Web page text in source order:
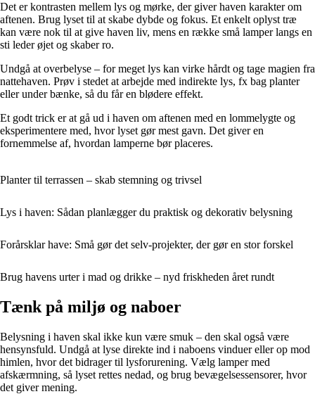
Det er kontrasten mellem lys og mørke, der giver haven karakter om
aftenen. Brug lyset til at skabe dybde og fokus. Et enkelt oplyst træ
kan være nok til at give haven liv, mens en række små lamper langs en
sti leder øjet og skaber ro.
Undgå at overbelyse – for meget lys kan virke hårdt og tage magien fra
nattehaven. Prøv i stedet at arbejde med indirekte lys, fx bag planter
eller under bænke, så du får en blødere effekt.
Et godt trick er at gå ud i haven om aftenen med en lommelygte og
eksperimentere med, hvor lyset gør mest gavn. Det giver en
fornemmelse af, hvordan lamperne bør placeres.
Planter til terrassen – skab stemning og trivsel
Lys i haven: Sådan planlægger du praktisk og dekorativ belysning
Forårsklar have: Små gør det selv-projekter, der gør en stor forskel
Brug havens urter i mad og drikke – nyd friskheden året rundt
Tænk på miljø og naboer
Belysning i haven skal ikke kun være smuk – den skal også være
hensynsfuld. Undgå at lyse direkte ind i naboens vinduer eller op mod
himlen, hvor det bidrager til lysforurening. Vælg lamper med
afskærmning, så lyset rettes nedad, og brug bevægelsessensorer, hvor
det giver mening.